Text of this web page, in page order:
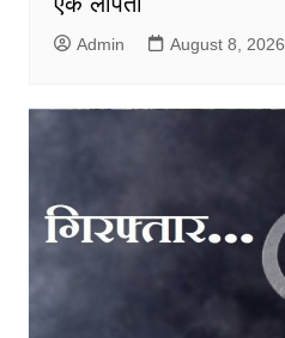
Admin August 8, 2026